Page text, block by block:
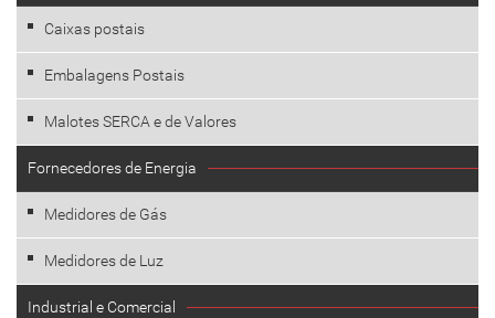
Caixas postais
Embalagens Postais
Malotes SERCA e de Valores
Fornecedores de Energia
Medidores de Gás
Medidores de Luz
Industrial e Comercial